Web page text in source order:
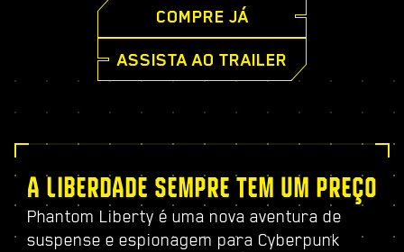
COMPRE JÁ
ASSISTA AO TRAILER
A LIBERDADE SEMPRE TEM UM PREÇO
Phantom Liberty é uma nova aventura de
suspense e espionagem para Cyberpunk